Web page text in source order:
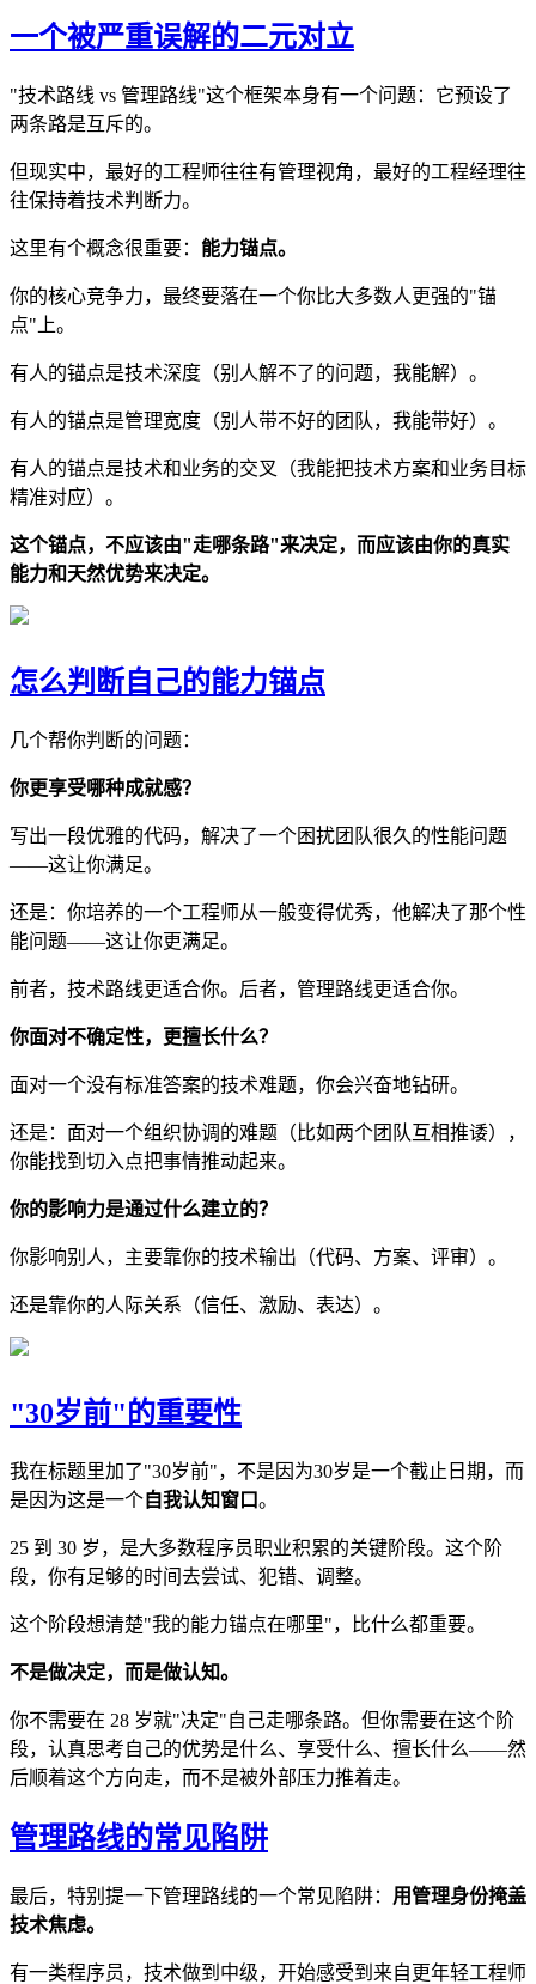
一个被严重误解的二元对立
"技术路线 vs 管理路线"这个框架本身有一个问题：它预设了
两条路是互斥的。
但现实中，最好的工程师往往有管理视角，最好的工程经理往
往保持着技术判断力。
这里有个概念很重要： 能力锚点。
你的核心竞争力，最终要落在一个你比大多数人更强的"锚
点"上。
有人的锚点是技术深度（别人解不了的问题，我能解）。
有人的锚点是管理宽度（别人带不好的团队，我能带好）。
有人的锚点是技术和业务的交叉（我能把技术方案和业务目标
精准对应）。
这个锚点，不应该由"走哪条路"来决定，而应该由你的真实
能力和天然优势来决定。
怎么判断自己的能力锚点
几个帮你判断的问题：
你更享受哪种成就感？
写出一段优雅的代码，解决了一个困扰团队很久的性能问题
——这让你满足。
还是：你培养的一个工程师从一般变得优秀，他解决了那个性
能问题——这让你更满足。
前者，技术路线更适合你。后者，管理路线更适合你。
你面对不确定性，更擅长什么？
面对一个没有标准答案的技术难题，你会兴奋地钻研。
还是：面对一个组织协调的难题（比如两个团队互相推诿），
你能找到切入点把事情推动起来。
你的影响力是通过什么建立的？
你影响别人，主要靠你的技术输出（代码、方案、评审）。
还是靠你的人际关系（信任、激励、表达）。
"30岁前"的重要性
我在标题里加了"30岁前"，不是因为30岁是一个截止日期，而
是因为这是一个自我认知窗口。
25 到 30 岁，是大多数程序员职业积累的关键阶段。这个阶
段，你有足够的时间去尝试、犯错、调整。
这个阶段想清楚"我的能力锚点在哪里"，比什么都重要。
不是做决定，而是做认知。
你不需要在 28 岁就"决定"自己走哪条路。但你需要在这个阶
段，认真思考自己的优势是什么、享受什么、擅长什么——然
后顺着这个方向走，而不是被外部压力推着走。
管理路线的常见陷阱
最后，特别提一下管理路线的一个常见陷阱： 用管理身份掩盖
技术焦虑。
有一类程序员，技术做到中级，开始感受到来自更年轻工程师